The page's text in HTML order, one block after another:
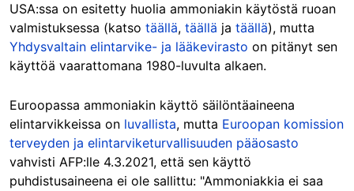
USA:ssa on esitetty huolia ammoniakin käytöstä ruoan
valmistuksessa (katso täällä, täällä ja täällä), mutta
Yhdysvaltain elintarvike- ja lääkevirasto on pitänyt sen
käyttöä vaarattomana 1980-luvulta alkaen.
Euroopassa ammoniakin käyttö säilöntäaineena
elintarvikkeissa on luvallista, mutta Euroopan komission
terveyden ja elintarviketurvallisuuden pääosasto
vahvisti AFP:lle 4.3.2021, että sen käyttö
puhdistusaineena ei ole sallittu: "Ammoniakkia ei saa